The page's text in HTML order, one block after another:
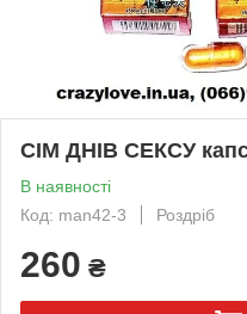
СІМ ДНІВ СЕКСУ
В наявності
Код: man42-3
Роздріб
260 ₴